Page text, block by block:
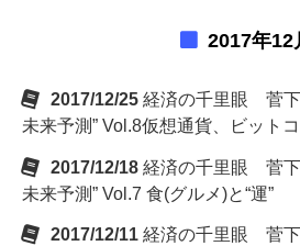
2017年12
2017/12/25 経済の千里眼 菅下
未来予測” Vol.8仮想通貨、ビット
2017/12/18 経済の千里眼 菅下
未来予測” Vol.7 食(グルメ)と“運”
2017/12/11 経済の千里眼 菅下